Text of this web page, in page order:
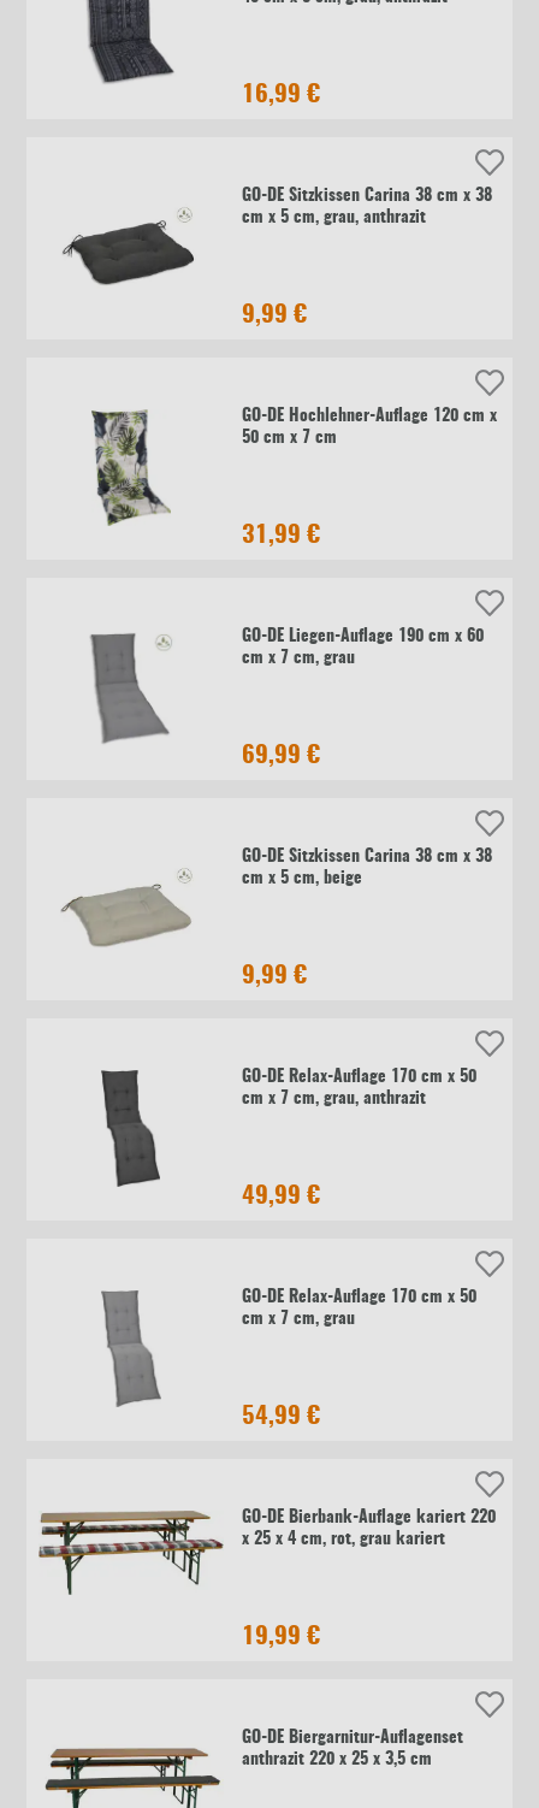
16,99 €
GO-DE Sitzkissen Carina 38 cm x 38
cm x 5 cm, grau, anthrazit
9,99 €
GO-DE Hochlehner-Auflage 120 cm x
50 cm x 7 cm
31,99 €
GO-DE Liegen-Auflage 190 cm x 60
cm x 7 cm, grau
69,99 €
GO-DE Sitzkissen Carina 38 cm x 38
cm x 5 cm, beige
9,99 €
GO-DE Relax-Auflage 170 cm x 50
cm x 7 cm, grau, anthrazit
49,99 €
GO-DE Relax-Auflage 170 cm x 50
cm x 7 cm, grau
54,99 €
GO-DE Bierbank-Auflage kariert 220
x 25 x 4 cm, rot, grau kariert
19,99 €
GO-DE Biergarnitur-Auflagenset
anthrazit 220 x 25 x 3,5 cm